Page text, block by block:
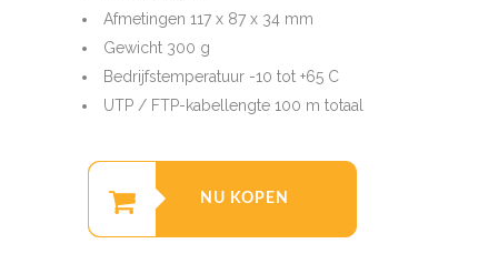
Afmetingen 117 x 87 x 34 mm
Gewicht 300 g
Bedrijfstemperatuur -10 tot +65 C
UTP / FTP-kabellengte 100 m totaal
NU KOPEN